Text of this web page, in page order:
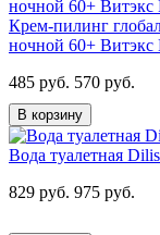
Крем-пилинг
ночной 60+ Витэкс
485 руб. 570 руб.
В корзину
Вода туалетная
829 руб. 975 руб.